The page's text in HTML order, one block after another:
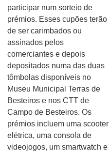
participar num sorteio de
prémios. Esses cupões terão
de ser carimbados ou
assinados pelos
comerciantes e depois
depositados numa das duas
tômbolas disponíveis no
Museu Municipal Terras de
Besteiros e nos CTT de
Campo de Besteiros. Os
prémios incluem uma scooter
elétrica, uma consola de
videojogos, um smartwatch e